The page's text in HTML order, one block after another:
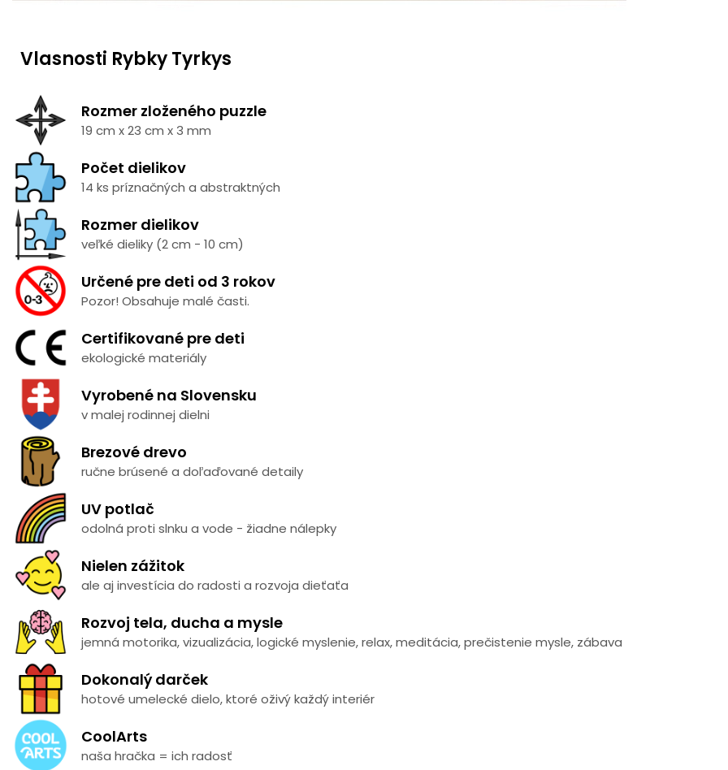
Vlasnosti Rybky Tyrkys
Rozmer zloženého puzzle
19 cm x 23 cm x 3 mm
Počet dielikov
14 ks príznačných a abstraktných
Rozmer dielikov
veľké dieliky (2 cm - 10 cm)
Určené pre deti od 3 rokov
Pozor! Obsahuje malé časti.
Certifikované pre deti
ekologické materiály
Vyrobené na Slovensku
v malej rodinnej dielni
Brezové drevo
ručne brúsené a doľaďované detaily
UV potlač
odolná proti slnku a vode - žiadne nálepky
Nielen zážitok
ale aj investícia do radosti a rozvoja dieťaťa
Rozvoj tela, ducha a mysle
jemná motorika, vizualizácia, logické myslenie, relax, meditácia, prečistenie mysle, zábava
Dokonalý darček
hotové umelecké dielo, ktoré oživý každý interiér
CoolArts
naša hračka = ich radosť